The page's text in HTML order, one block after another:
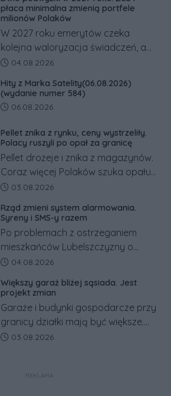
odwrócić nawet natychmiastowe
działania służb ratunkowych.
płaca minimalna zmienią portfele
milionów Polaków
W 2027 roku emerytów czeka
kolejna waloryzacja świadczeń, a
pracowników podwyżka płacy
tym zmianom zyskają.
Data dodania artykułu:
04.08.2026
Hity z Marka Satelity(06.08.2026)
(wydanie numer 584)
Data dodania artykułu:
06.08.2026
Pellet znika z rynku, ceny wystrzeliły.
Polacy ruszyli po opał za granicę
Pellet drożeje i znika z magazynów.
Coraz więcej Polaków szuka opału
za granicą, gdzie bywa nawet
Co się dzieje?
Data dodania artykułu:
03.08.2026
Rząd zmieni system alarmowania.
Syreny i SMS-y razem
Po problemach z ostrzeganiem
mieszkańców Lubelszczyzny o
rosyjskim zagrożeniu rząd
alarmowych, alertów RCB i aplikacji
w jeden system.
Data dodania artykułu:
04.08.2026
Większy garaż bliżej sąsiada. Jest
projekt zmian
Garaże i budynki gospodarcze przy
granicy działki mają być większe.
Projekt zaostrza też zasady
Data dodania artykułu:
03.08.2026
REKLAMA